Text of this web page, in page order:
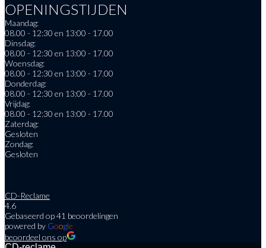
OPENINGSTIJDEN
Maandag:
08.00 - 12:30 en 13:00 - 17.00
Dinsdag:
08.00 - 12:30 en 13:00 - 17.00
Woensdag:
08.00 - 12:30 en 13:00 - 17.00
Donderdag:
08.00 - 12:30 en 13:00 - 17.00
Vrijdag:
08.00 - 12:30 en 13:00 - 17.00
Zaterdag:
Gesloten
Zondag:
Gesloten
CD-Reclame
4.6
Gebaseerd op 41 beoordelingen
powered by Google
beoordeel ons op